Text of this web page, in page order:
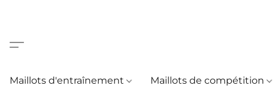
Maillots d'entraînement Maillots de compétition